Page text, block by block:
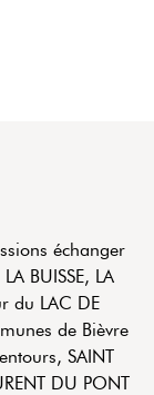
échanger
BUISSE, LA
du LAC DE
de Bièvre
SAINT
DU PONT